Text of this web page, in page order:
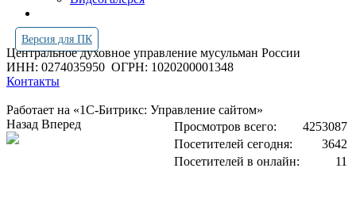
Версия для ПК
Центральное духовное управление мусульман России
ИНН: 0274035950 ОГРН: 1020200001348
Контакты
Работает на «1С-Битрикс: Управление сайтом»
Просмотров всего:
4253087
Посетителей сегодня:
3642
Посетителей в онлайн:
11
Назад Вперед